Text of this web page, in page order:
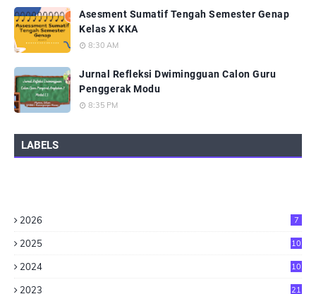
Asesment Sumatif Tengah Semester Genap
Kelas X KKA
8:30 AM
Jurnal Refleksi Dwimingguan Calon Guru
Penggerak Modu
8:35 PM
LABELS
2026 7
2025 10
2024 10
2023 21